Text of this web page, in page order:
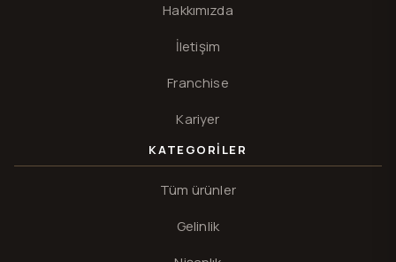
Hakkımızda
İletişim
Franchise
Kariyer
KATEGORILER
Tüm ürünler
Gelinlik